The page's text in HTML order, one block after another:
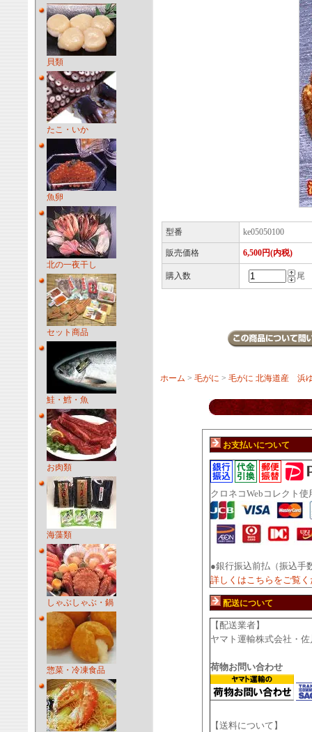
貝類
たこ・いか
魚卵
北の一夜干し
セット商品
鮭・鱈・魚
お肉類
海藻類
しゃぶしゃぶ・鍋
惣菜・冷凍食品
型番 ke05050100
販売価格 6,500円(内税)
購入数 尾
ホーム > 毛がに > 毛がに 北海道産 浜
お支払いについて
クロネコWebコレクト
●銀行振込前払（振込手
詳しくはこちらをご覧く
配送について
【配送業者】
ヤマト運輸株式会社・
荷物お問い合わせ
【送料について】